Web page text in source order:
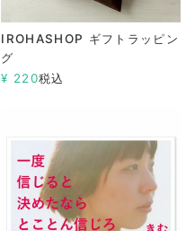
IROHASHOP ギフトラッピン
グ
¥ 220税込